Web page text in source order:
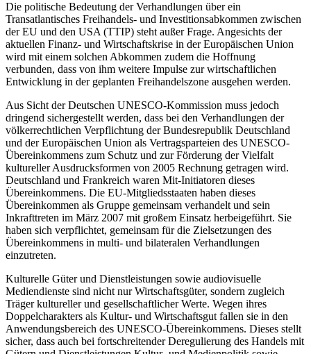
Die politische Bedeutung der Verhandlungen über ein
Transatlantisches Freihandels- und Investitionsabkommen zwischen
der EU und den USA (TTIP) steht außer Frage. Angesichts der
aktuellen Finanz- und Wirtschaftskrise in der Europäischen Union
wird mit einem solchen Abkommen zudem die Hoffnung
verbunden, dass von ihm weitere Impulse zur wirtschaftlichen
Entwicklung in der geplanten Freihandelszone ausgehen werden.
Aus Sicht der Deutschen UNESCO-Kommission muss jedoch
dringend sichergestellt werden, dass bei den Verhandlungen der
völkerrechtlichen Verpflichtung der Bundesrepublik Deutschland
und der Europäischen Union als Vertragsparteien des UNESCO-
Übereinkommens zum Schutz und zur Förderung der Vielfalt
kultureller Ausdrucksformen von 2005 Rechnung getragen wird.
Deutschland und Frankreich waren Mit-Initiatoren dieses
Übereinkommens. Die EU-Mitgliedsstaaten haben dieses
Übereinkommen als Gruppe gemeinsam verhandelt und sein
Inkrafttreten im März 2007 mit großem Einsatz herbeigeführt. Sie
haben sich verpflichtet, gemeinsam für die Zielsetzungen des
Übereinkommens in multi- und bilateralen Verhandlungen
einzutreten.
Kulturelle Güter und Dienstleistungen sowie audiovisuelle
Mediendienste sind nicht nur Wirtschaftsgüter, sondern zugleich
Träger kultureller und gesellschaftlicher Werte. Wegen ihres
Doppelcharakters als Kultur- und Wirtschaftsgut fallen sie in den
Anwendungsbereich des UNESCO-Übereinkommens. Dieses stellt
sicher, dass auch bei fortschreitender Deregulierung des Handels mit